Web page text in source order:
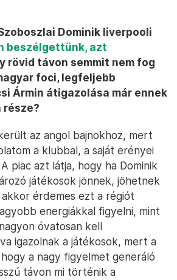
Dominik liverpooli
beszélgettünk, azt
rövid távon semmit nem fog
foci, legfeljebb
Ármin átigazolása már ennek
része?
az angol bajnokhoz, mert
a klubbal, a saját erényei
piac azt látja, hogy ha Dominik
játékosok jönnek, jöhetnek
érdemes ezt a régiót
energiákkal figyelni, mint
óvatosan kell
igazolnak a játékosok, mert a
a nagy figyelmet generáló
távon mi történik a